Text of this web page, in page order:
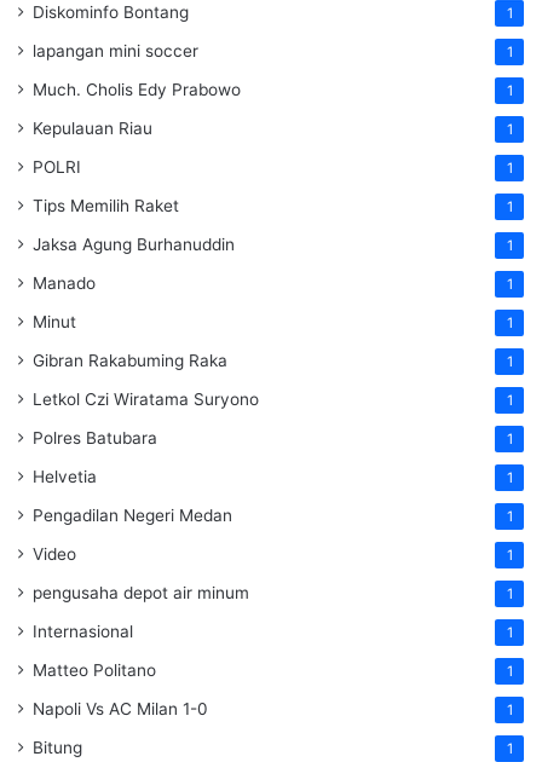
Diskominfo Bontang 1
lapangan mini soccer 1
Much. Cholis Edy Prabowo 1
Kepulauan Riau 1
POLRI 1
Tips Memilih Raket 1
Jaksa Agung Burhanuddin 1
Manado 1
Minut 1
Gibran Rakabuming Raka 1
Letkol Czi Wiratama Suryono 1
Polres Batubara 1
Helvetia 1
Pengadilan Negeri Medan 1
Video 1
pengusaha depot air minum 1
Internasional 1
Matteo Politano 1
Napoli Vs AC Milan 1-0 1
Bitung 1